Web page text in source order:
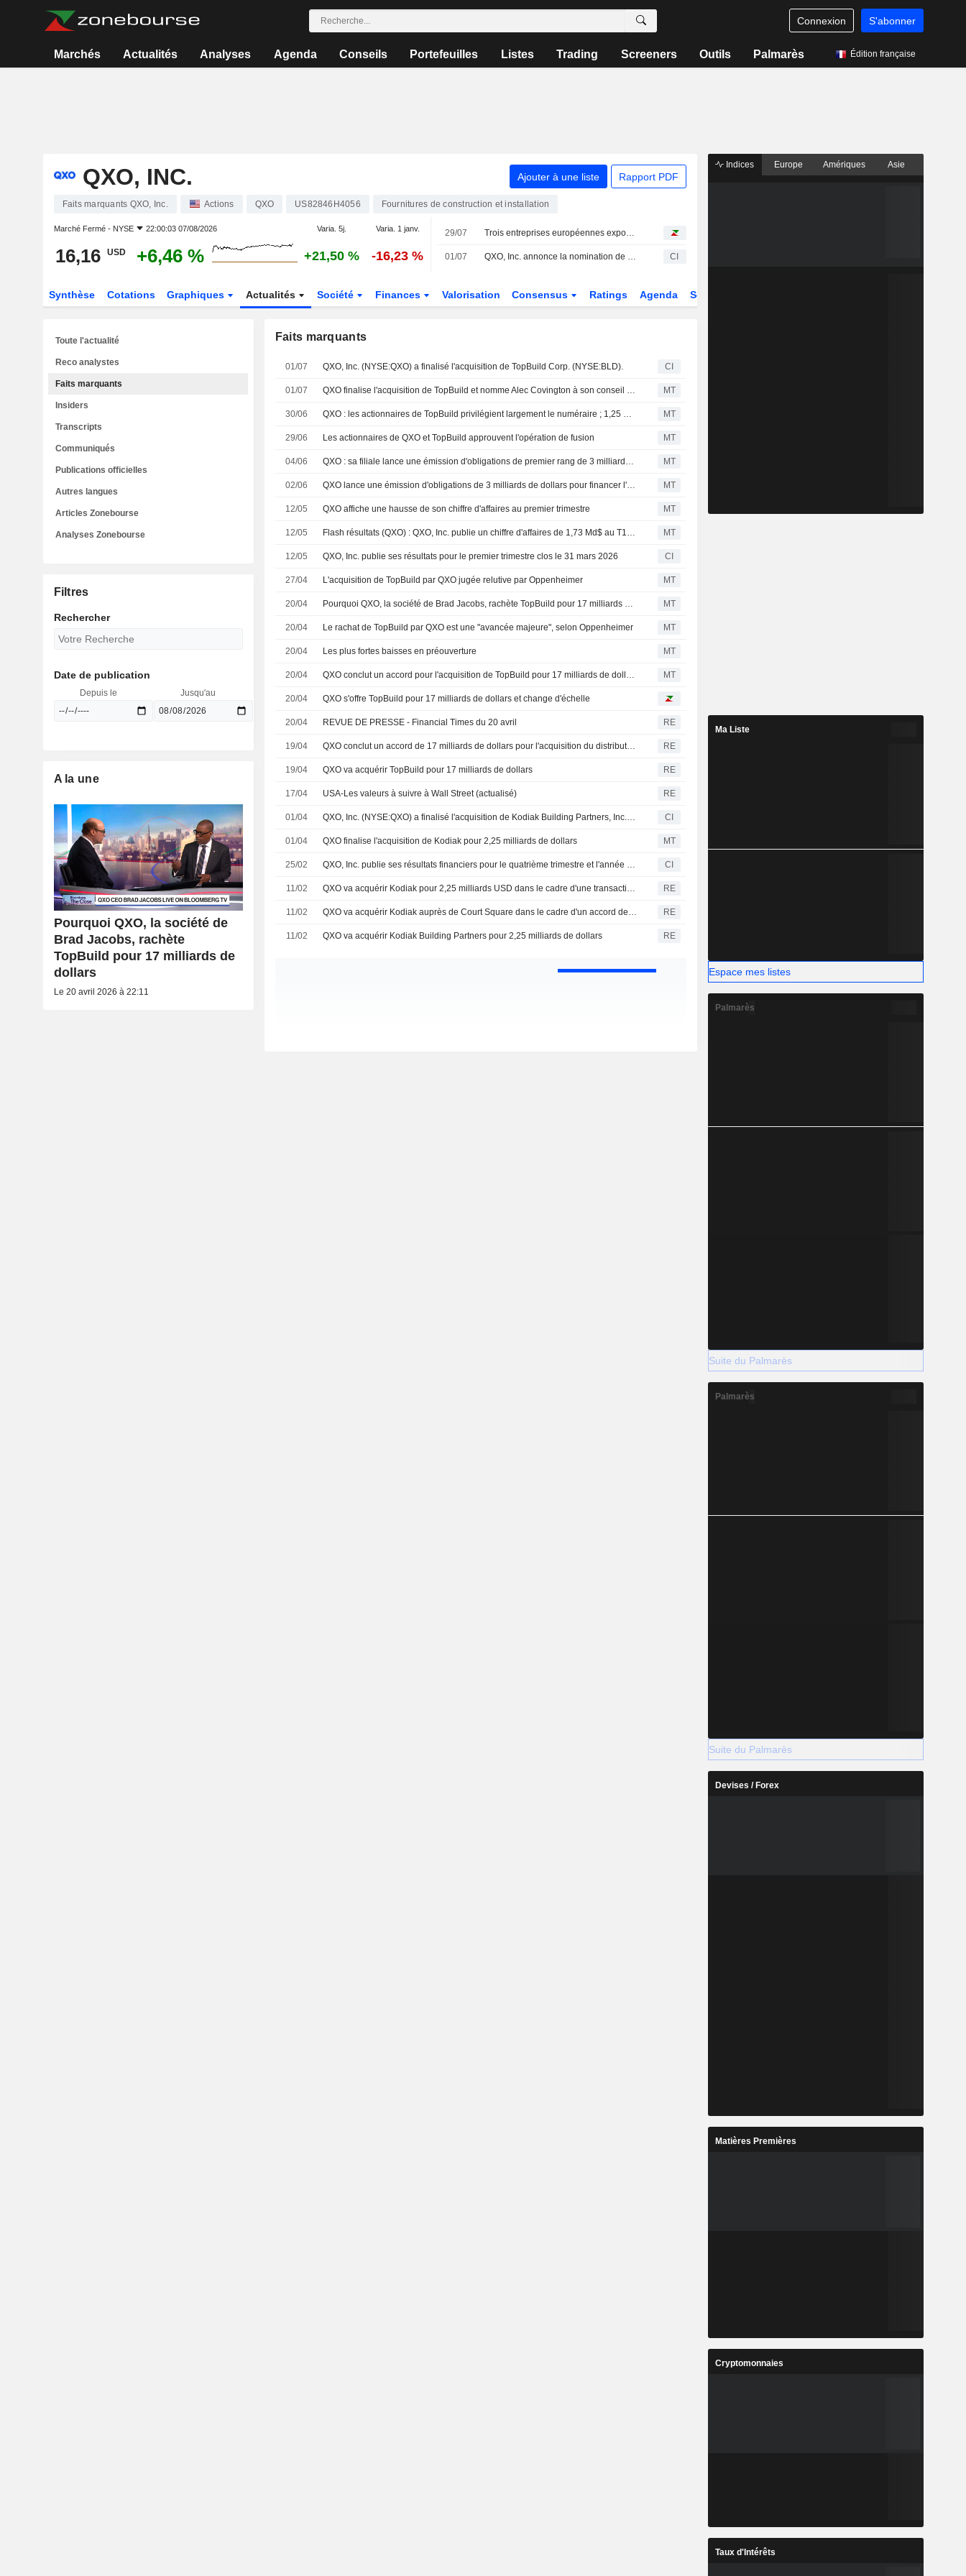
Connexion S'abonner
Marchés Actualités Analyses Agenda Conseils Portefeuilles Listes Trading Screeners Outils Palmarès Édition française
QXO, INC. Ajouter à une liste Rapport PDF
Faits marquants QXO, Inc. Actions QXO US82846H4056 Fournitures de construction et installation
Marché Fermé - NYSE 22:00:03 07/08/2026 Varia. 5j. Varia. 1 janv.
16,16 USD +6,46 % +21,50 % -16,23 %
29/07 Trois entreprises européennes exposées à l'électrification
01/07 QXO, Inc. annonce la nomination de Madeline Otero au poste de directrice de la comptabilité par intérim, à compter du 1er juillet 2026 CI
Synthèse Cotations Graphiques Actualités Société Finances Valorisation Consensus Ratings Agenda Secteur
Faits marquants
01/07 QXO, Inc. (NYSE:QXO) a finalisé l'acquisition de TopBuild Corp. (NYSE:BLD). CI
01/07 QXO finalise l'acquisition de TopBuild et nomme Alec Covington à son conseil d'administration MT
30/06 QXO : les actionnaires de TopBuild privilégient largement le numéraire ; 1,25 milliard de dollars d'obligations seniors apportés à l'offre MT
29/06 Les actionnaires de QXO et TopBuild approuvent l'opération de fusion MT
04/06 QXO : sa filiale lance une émission d'obligations de premier rang de 3 milliards de dollars MT
02/06 QXO lance une émission d'obligations de 3 milliards de dollars pour financer l'acquisition de TopBuild MT
12/05 QXO affiche une hausse de son chiffre d'affaires au premier trimestre MT
12/05 Flash résultats (QXO) : QXO, Inc. publie un chiffre d'affaires de 1,73 Md$ au T1, conforme aux prévisions de FactSet MT
12/05 QXO, Inc. publie ses résultats pour le premier trimestre clos le 31 mars 2026 CI
27/04 L'acquisition de TopBuild par QXO jugée relutive par Oppenheimer MT
20/04 Pourquoi QXO, la société de Brad Jacobs, rachète TopBuild pour 17 milliards de dollars MT
20/04 Le rachat de TopBuild par QXO est une "avancée majeure", selon Oppenheimer MT
20/04 Les plus fortes baisses en préouverture MT
20/04 QXO conclut un accord pour l'acquisition de TopBuild pour 17 milliards de dollars MT
20/04 QXO s'offre TopBuild pour 17 milliards de dollars et change d'échelle
20/04 REVUE DE PRESSE - Financial Times du 20 avril RE
19/04 QXO conclut un accord de 17 milliards de dollars pour l'acquisition du distributeur et installateur TopBuild RE
19/04 QXO va acquérir TopBuild pour 17 milliards de dollars RE
17/04 USA-Les valeurs à suivre à Wall Street (actualisé) RE
01/04 QXO, Inc. (NYSE:QXO) a finalisé l'acquisition de Kodiak Building Partners, Inc. auprès de Court Square Capital Management, L.P. CI
01/04 QXO finalise l'acquisition de Kodiak pour 2,25 milliards de dollars MT
25/02 QXO, Inc. publie ses résultats financiers pour le quatrième trimestre et l'année complète close au 31 décembre 2025 CI
11/02 QXO va acquérir Kodiak pour 2,25 milliards USD dans le cadre d'une transaction en numéraire et en actions : le titre grimpe RE
11/02 QXO va acquérir Kodiak auprès de Court Square dans le cadre d'un accord de 2,25 milliards de dollars RE
11/02 QXO va acquérir Kodiak Building Partners pour 2,25 milliards de dollars RE
Toute l'actualité
Reco analystes
Faits marquants
Insiders
Transcripts
Communiqués
Publications officielles
Autres langues
Articles Zonebourse
Analyses Zonebourse
Filtres
Rechercher
Date de publication
Depuis le Jusqu'au
A la une
Pourquoi QXO, la société de
Brad Jacobs, rachète
TopBuild pour 17 milliards de
dollars
Le 20 avril 2026 à 22:11
Indices Europe Amériques Asie
Ma Liste
Espace mes listes
Palmarès
Suite du Palmarès
Palmarès
Suite du Palmarès
Devises / Forex
Matières Premières
Cryptomonnaies
Taux d'Intérêts